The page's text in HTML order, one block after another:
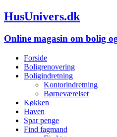
HusUnivers.dk
Online magasin om bolig
Forside
Boligrenovering
Boligindretning
Kontorindretning
Børneværelset
Køkken
Haven
Spar penge
Find fagmand